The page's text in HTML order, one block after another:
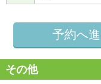
予約へ
その他